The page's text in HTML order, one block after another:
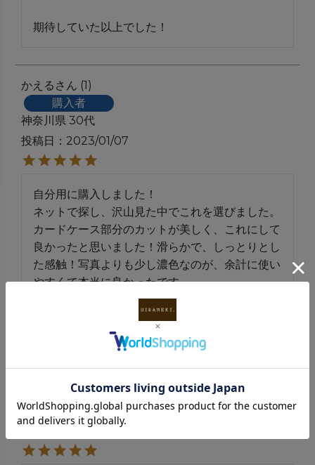
期待していた以上でした！
かえる
1
購入者
神奈川県 30代
投稿日
2023/01/07
自分用に購入しました！
ネットで探し、沢山見た中でこれを選びました。
カードケース部分のカットが美しく、これにして
良かったと思いました！滑らかで、しっとりとし
た感触！写真よりも少し濃色なのが、余計に使い
やすくて本当に良かったです。
購入者
非公開
2022/07/30